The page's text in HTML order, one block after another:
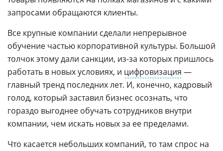
запросами обращаются клиенты.
Все крупные компании сделали непрерывное
обучение частью корпоративной культуры. Большой
толчок этому дали санкции, из-за которых пришлось
работать в новых условиях, и цифровизация —
главный тренд последних лет. И, конечно, кадровый
голод, который заставил бизнес осознать, что
гораздо выгоднее обучать сотрудников внутри
компании, чем искать новых за ее пределами.
Что касается небольших компаний, то там спрос на